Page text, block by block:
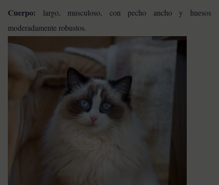
Cuerpo: largo, musculoso, con pecho ancho y huesos
moderadamente robustos.